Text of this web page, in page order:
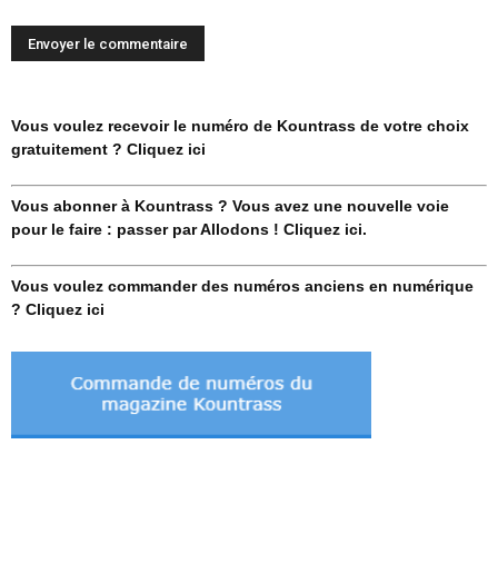
Vous voulez recevoir le numéro de Kountrass de votre choix
gratuitement ? Cliquez ici
Vous abonner à Kountrass ? Vous avez une nouvelle voie
pour le faire : passer par Allodons ! Cliquez ici.
Vous voulez commander des numéros anciens en numérique
? Cliquez ici